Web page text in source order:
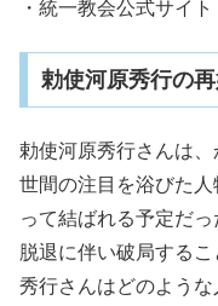
・統一教会公式サイト
勅使河原秀行の
勅使河原秀行さんは
世間の注目を浴びた
って結ばれる予定だ
脱退に伴い破局する
秀行さんはどのよう